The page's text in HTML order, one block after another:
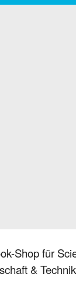
Shop für
& Technik